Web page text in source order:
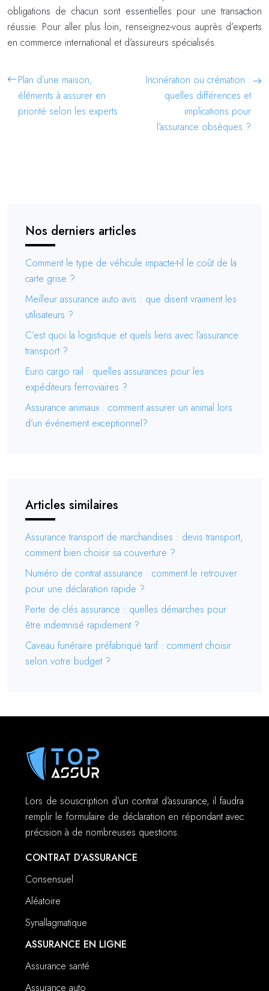
obligations de chacun sont essentielles pour une transaction
réussie. Pour aller plus loin, renseignez-vous auprès d’experts
en commerce international et d’assureurs spécialisés.
Plan d’une maison,
éléments à assurer en
priorité selon les experts
Incinération ou crémation :
quelles différences et
implications pour
l’assurance obsèques ?
Nos derniers articles
Comment le type de véhicule impacte-t-il le coût de la
carte grise ?
Meilleur assurance auto avis : que disent vraiment les
utilisateurs ?
C’est quoi la logistique et quels liens avec l’assurance
transport ?
Euro cargo rail : quelles assurances pour les
expéditeurs ferroviaires ?
Assurance animaux : comment assurer un animal lors
d’un événement exceptionnel?
Articles similaires
Assurance transport de marchandises : devis transport,
comment bien choisir sa couverture ?
Numéro de contrat assurance : comment le retrouver
pour une déclaration rapide ?
Perte de clés assurance : quelles démarches pour
être indemnisé rapidement ?
Caveau funéraire préfabriqué tarif : comment choisir
selon votre budget ?
Lors de souscription d’un contrat d’assurance, il faudra
remplir le formulaire de déclaration en répondant avec
précision à de nombreuses questions.
CONTRAT D’ASSURANCE
Consensuel
Aléatoire
Synallagmatique
ASSURANCE EN LIGNE
Assurance santé
Assurance auto